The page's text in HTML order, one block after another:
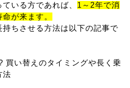
いる方であれば、 1～2年で消
が来ます。
ちさせる方法は以下の記事で
買い替えのタイミングや長く乗
法